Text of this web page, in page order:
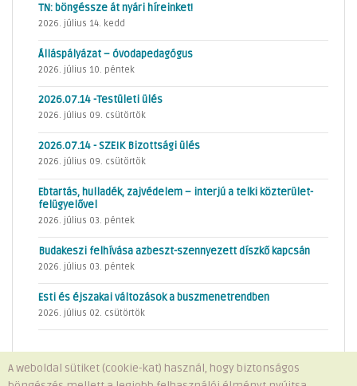
TN: böngéssze át nyári híreinket!
2026. július 14. kedd
Álláspályázat – óvodapedagógus
2026. július 10. péntek
2026.07.14 -Testületi ülés
2026. július 09. csütörtök
2026.07.14 - SZEIK Bizottsági ülés
2026. július 09. csütörtök
Ebtartás, hulladék, zajvédelem – interjú a telki közterület-
felügyelővel
2026. július 03. péntek
Budakeszi felhívása azbeszt-szennyezett díszkő kapcsán
2026. július 03. péntek
Esti és éjszakai változások a buszmenetrendben
2026. július 02. csütörtök
A weboldal sütiket (cookie-kat) használ, hogy biztonságos